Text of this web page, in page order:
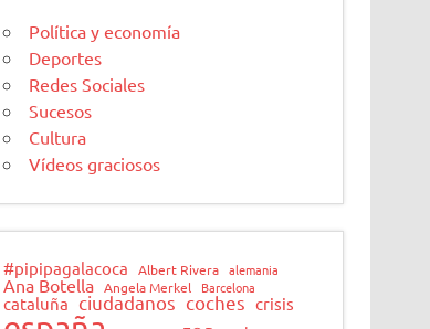
Política y economía
Deportes
Redes Sociales
Sucesos
Cultura
Vídeos graciosos
#pipipagalacoca Albert Rivera alemania
Ana Botella Angela Merkel Barcelona
cataluña ciudadanos coches crisis